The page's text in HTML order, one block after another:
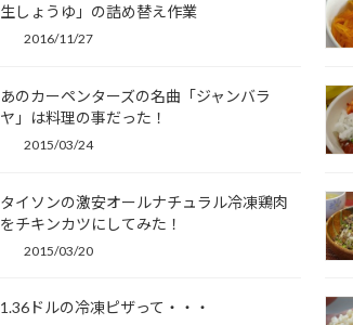
生しょうゆ」の詰め替え作業
2016/11/27
あのカーペンターズの名曲「ジャンバラ
ヤ」は料理の事だった！
2015/03/24
タイソンの激安オールナチュラル冷凍鶏肉
をチキンカツにしてみた！
2015/03/20
1.36ドルの冷凍ピザって・・・